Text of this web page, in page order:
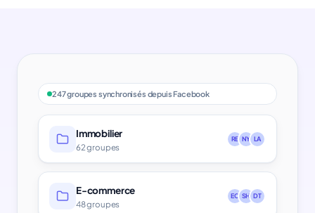
247 groupes synchronisés depuis Facebook
Immobilier
62 groupes
RE NY LA
E-commerce
48 groupes
EC SH DT